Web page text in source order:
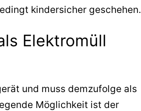
kindersicher geschehen.
Elektromüll
und muss demzufolge als
Möglichkeit ist der